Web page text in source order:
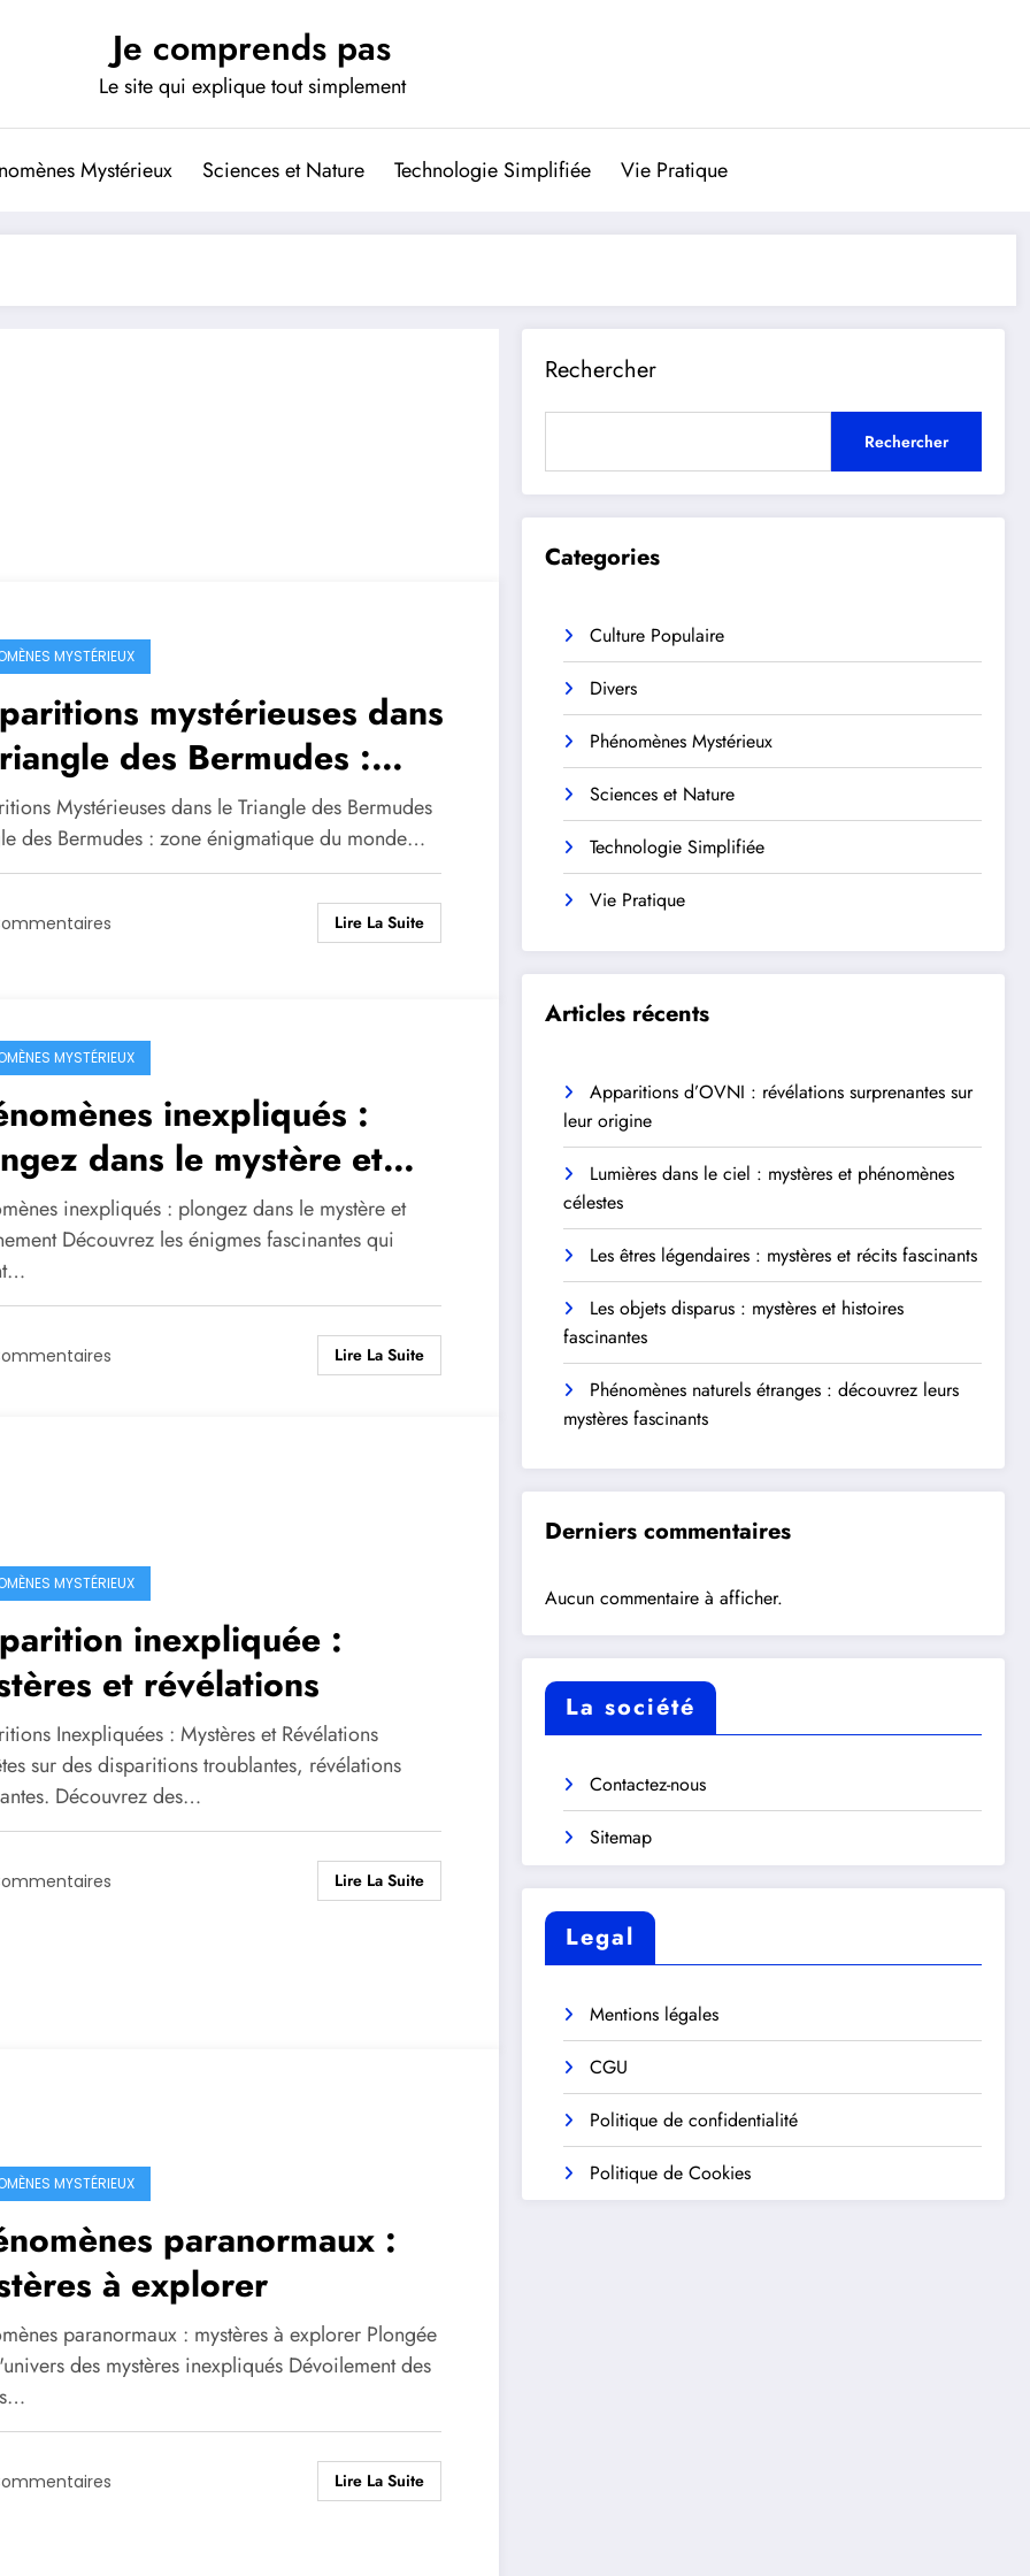
Je comprends pas
Le site qui explique tout simplement
Mystérieux Sciences et Nature Technologie Simplifiée Vie Pratique
MYSTÉRIEUX
mystérieuses dans
des Bermudes :
Mystérieuses dans le Triangle des Bermudes
des Bermudes : zone énigmatique du monde…
Lire La Suite
MYSTÉRIEUX
inexpliqués :
dans le mystère et
inexpliqués : plongez dans le mystère et
Découvrez les énigmes fascinantes qui
Lire La Suite
MYSTÉRIEUX
inexpliquée :
et révélations
Inexpliquées : Mystères et Révélations
sur des disparitions troublantes, révélations
Découvrez des…
Lire La Suite
MYSTÉRIEUX
paranormaux :
à explorer
paranormaux : mystères à explorer Plongée
des mystères inexpliqués Dévoilement des
Lire La Suite
Rechercher
Rechercher
Categories
Culture Populaire
Divers
Phénomènes Mystérieux
Sciences et Nature
Technologie Simplifiée
Vie Pratique
Articles récents
Apparitions d’OVNI : révélations surprenantes sur
leur origine
Lumières dans le ciel : mystères et phénomènes
célestes
Les êtres légendaires : mystères et récits fascinants
Les objets disparus : mystères et histoires
fascinantes
Phénomènes naturels étranges : découvrez leurs
mystères fascinants
Derniers commentaires
Aucun commentaire à afficher.
La société
Contactez-nous
Sitemap
Legal
Mentions légales
CGU
Politique de confidentialité
Politique de Cookies